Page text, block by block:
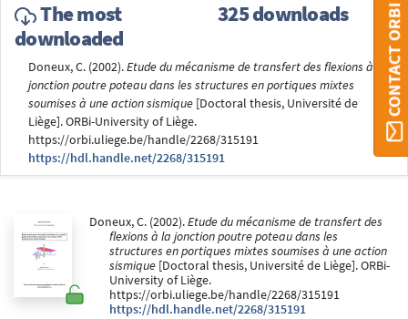
The most
downloaded
325 downloads
Doneux, C. (2002).Etude du mécanisme de transfert des flexions à la
jonction poutre poteau dans les structures en portiques mixtes
soumises à une action sismique [Doctoral thesis, Université de
Liège]. ORBi-University of Liège.
https://orbi.uliege.be/handle/2268/315191
https://hdl.handle.net/2268/315191
Doneux, C. (2002).Etude du mécanisme de transfert des
flexions à la jonction poutre poteau dans les
structures en portiques mixtes soumises à une action
sismique [Doctoral thesis, Université de Liège]. ORBi-
University of Liège.
https://orbi.uliege.be/handle/2268/315191
https://hdl.handle.net/2268/315191
CONTACT ORBI